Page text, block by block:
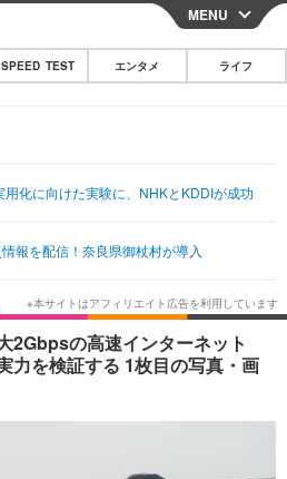
CLOSE
その他
映画・ドラマ
韓国・芸能
スポーツ
グルメ
ショッピング
MENU
SPEED TEST エンタメ ライフ
用化に向けた実験に、NHKとKDDIが成功
報を配信！奈良県御杖村が導入
2Gbpsの高速インターネット
力を検証する 1枚目の写真・画